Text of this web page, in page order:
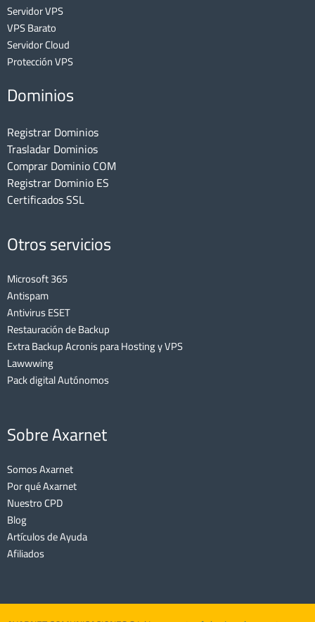
Servidor VPS
VPS Barato
Servidor Cloud
Protección VPS
Dominios
Registrar Dominios
Trasladar Dominios
Comprar Dominio COM
Registrar Dominio ES
Certificados SSL
Otros servicios
Microsoft 365
Antispam
Antivirus ESET
Restauración de Backup
Extra Backup Acronis para Hosting y VPS
Lawwwing
Pack digital Autónomos
Sobre Axarnet
Somos Axarnet
Por qué Axarnet
Nuestro CPD
Blog
Artículos de Ayuda
Afiliados